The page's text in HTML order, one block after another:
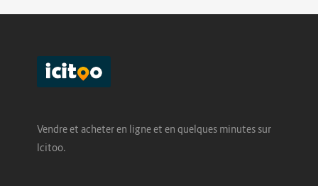
Vendre et acheter en ligne et en quelques minutes sur
Icitoo.